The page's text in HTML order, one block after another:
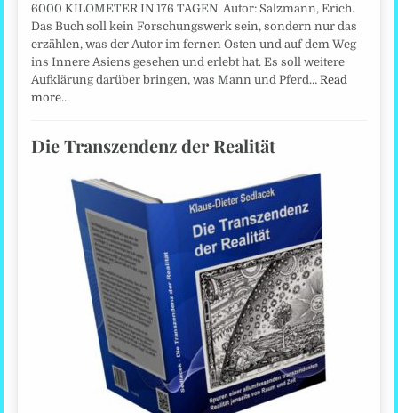
6000 KILOMETER IN 176 TAGEN. Autor: Salzmann, Erich.
Das Buch soll kein Forschungswerk sein, sondern nur das
erzählen, was der Autor im fernen Osten und auf dem Weg
ins Innere Asiens gesehen und erlebt hat. Es soll weitere
Aufklärung darüber bringen, was Mann und Pferd…Read
more…
Die Transzendenz der Realität